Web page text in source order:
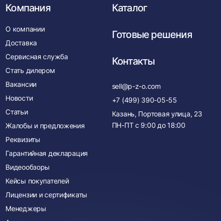
Компания
О компании
Доставка
Сервисная служба
Стать дилером
Вакансии
Новости
Статьи
Жалобы и предложения
Реквизиты
Гарантийная декларация
Видеообзоры
Кейсы покупателей
Лицензии и сертификаты
Менеджеры
Каталог
Готовые решения
Контакты
sell@p-z-o.com
+7 (499) 390-05-55
Казань, Портовая улица, 23
ПН-ПТ с 9:00 до 18:00